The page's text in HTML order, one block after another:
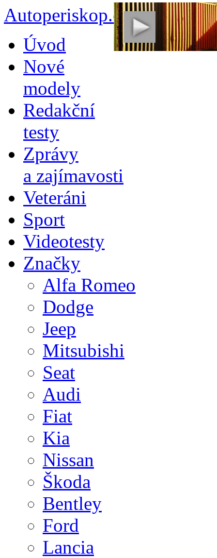
Autoperiskop.cz –
obsahu
webu
Úvod
Nové
modely
Redakční
testy
Zprávy
a zajímavosti
Veteráni
Sport
Videotesty
Značky
Alfa Romeo
Dodge
Jeep
Mitsubishi
Seat
Audi
Fiat
Kia
Nissan
Škoda
Bentley
Ford
Lancia